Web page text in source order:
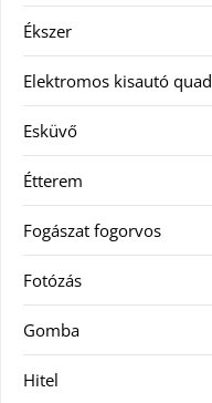
Ékszer
Elektromos kisautó quad
Esküvő
Étterem
Fogászat fogorvos
Fotózás
Gomba
Hitel